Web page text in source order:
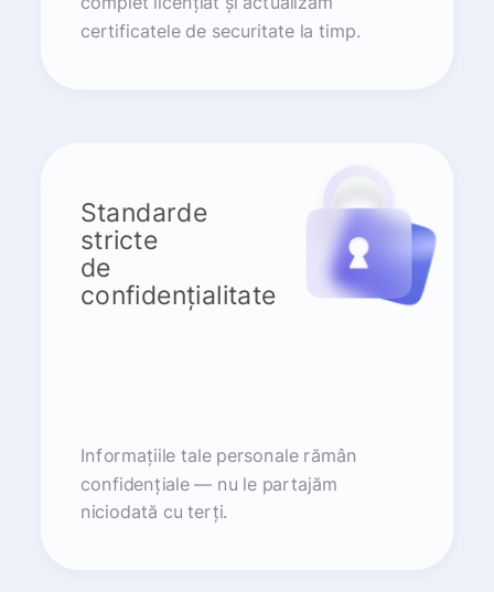
certificatele de securitate la timp.
Standarde
stricte
de
confidențialitate
Informațiile tale personale rămân
confidențiale — nu le partajăm
niciodată cu terți.